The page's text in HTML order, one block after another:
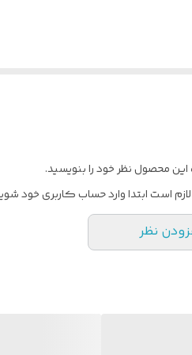
این محصول نظر خود را بنویسید.
لازم است ابتدا وارد حساب کاربری خود
نظر